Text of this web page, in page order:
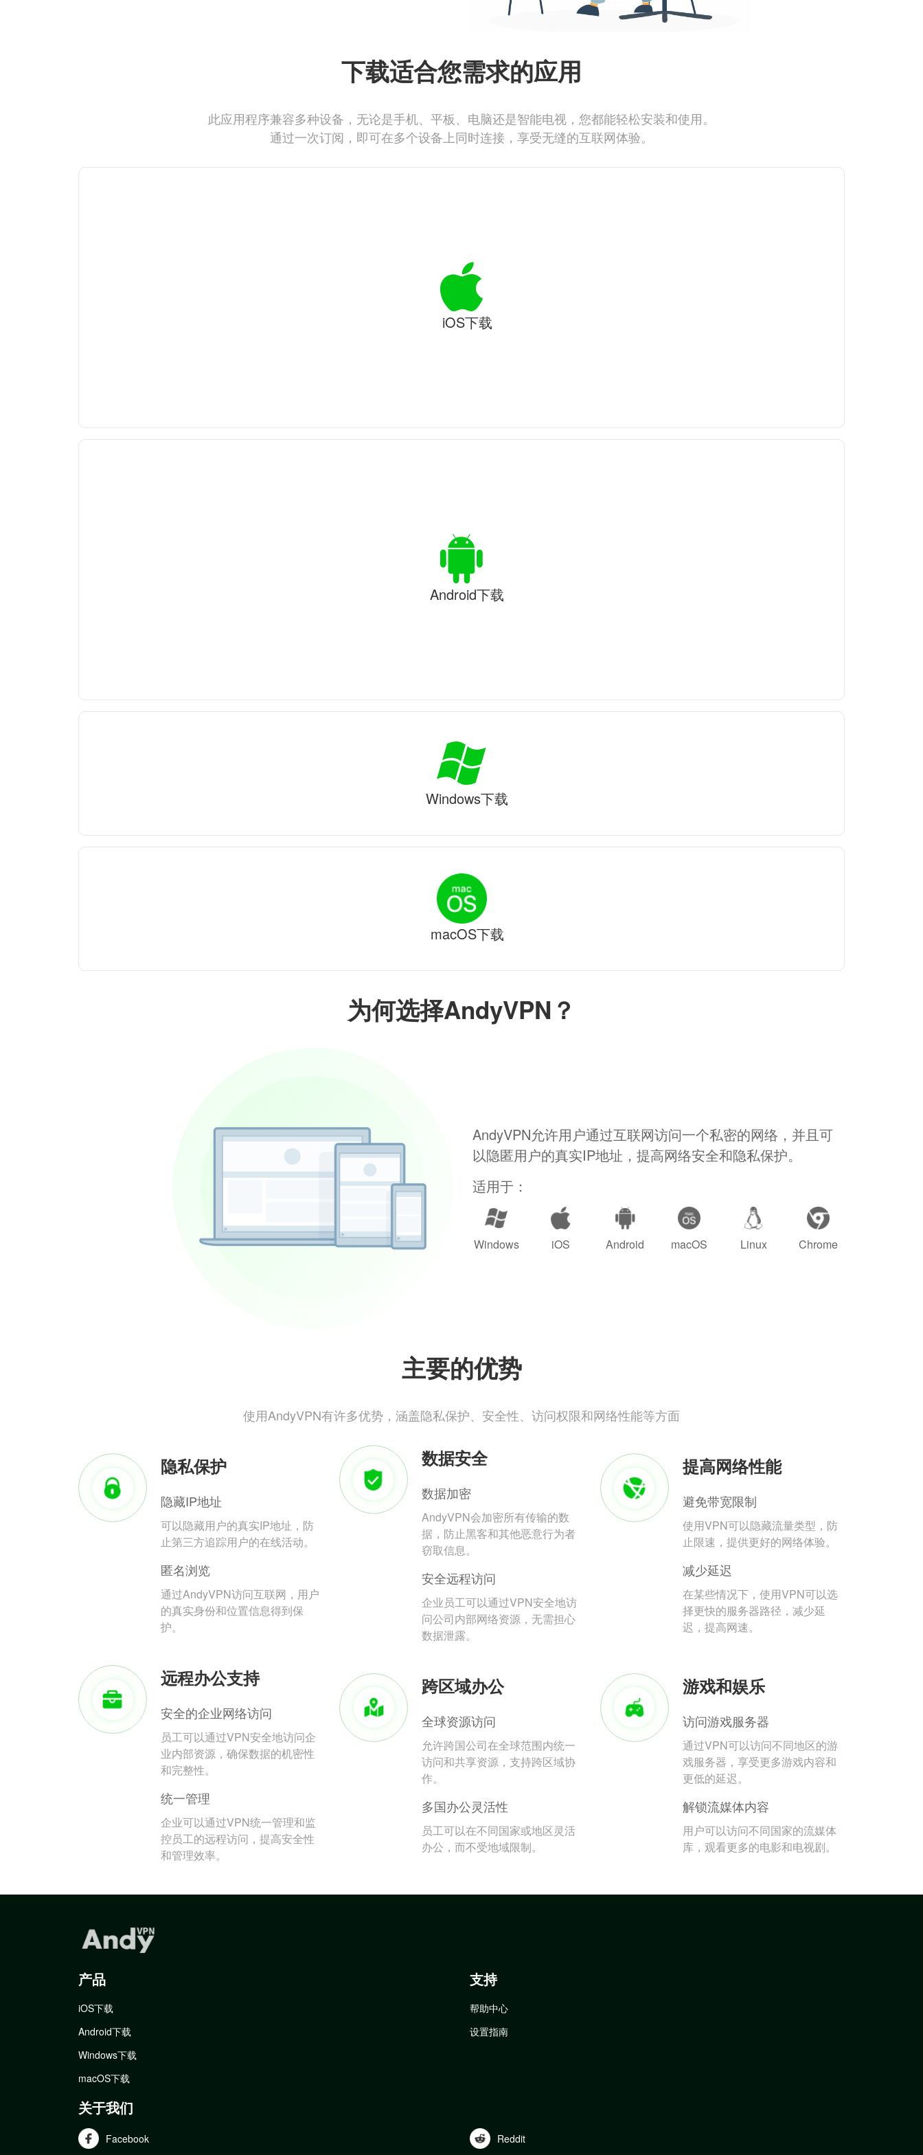
为何选择AndyVPN？
AndyVPN允许用户通过互联网访问一个私密的网络，并且可
以隐匿用户的真实IP地址，提高网络安全和隐私保护。
适用于：
Windows iOS Android macOS Linux Chrome
主要的优势
使用AndyVPN有许多优势，涵盖隐私保护、安全性、访问权限和网络性能等方面
隐私保护
隐藏IP地址
可以隐藏用户的真实IP地址，防
止第三方追踪用户的在线活动。
匿名浏览
通过AndyVPN访问互联网，用户
的真实身份和位置信息得到保
护。
数据安全
数据加密
AndyVPN会加密所有传输的数
据，防止黑客和其他恶意行为者
窃取信息。
安全远程访问
企业员工可以通过VPN安全地访
问公司内部网络资源，无需担心
数据泄露。
提高网络性能
避免带宽限制
使用VPN可以隐藏流量类型，防
止限速，提供更好的网络体验。
减少延迟
在某些情况下，使用VPN可以选
择更快的服务器路径，减少延
迟，提高网速。
远程办公支持
安全的企业网络访问
员工可以通过VPN安全地访问企
业内部资源，确保数据的机密性
和完整性。
统一管理
企业可以通过VPN统一管理和监
控员工的远程访问，提高安全性
和管理效率。
跨区域办公
全球资源访问
允许跨国公司在全球范围内统一
访问和共享资源，支持跨区域协
作。
多国办公灵活性
员工可以在不同国家或地区灵活
办公，而不受地域限制。
游戏和娱乐
访问游戏服务器
通过VPN可以访问不同地区的游
戏服务器，享受更多游戏内容和
更低的延迟。
解锁流媒体内容
用户可以访问不同国家的流媒体
库，观看更多的电影和电视剧。
下载适合您需求的应用
此应用程序兼容多种设备，无论是手机、平板、电脑还是智能电视，您都能轻松安装和使用。
通过一次订阅，即可在多个设备上同时连接，享受无缝的互联网体验。
iOS下载
Android下载
Windows下载
macOS下载
产品
iOS下载
Android下载
Windows下载
macOS下载
支持
帮助中心
设置指南
关于我们
Facebook Reddit